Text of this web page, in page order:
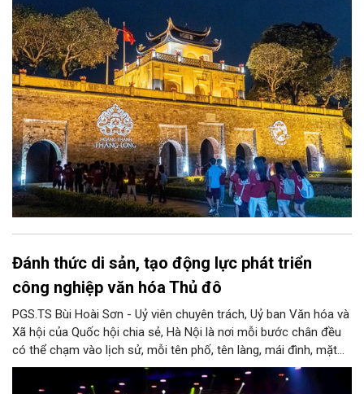
xã hội và du lịch”; đồng thời, nâng lên một tầm cao mới: “phát
triển kinh tế di sản”.
Đánh thức di sản, tạo động lực phát triển
công nghiệp văn hóa Thủ đô
PGS.TS Bùi Hoài Sơn - Uỷ viên chuyên trách, Uỷ ban Văn hóa và
Xã hội của Quốc hội chia sẻ, Hà Nội là nơi mỗi bước chân đều
có thể chạm vào lịch sử, mỗi tên phố, tên làng, mái đình, mặt
hồ, nếp nhà, câu hát, món ăn, làn điệu, nghề thủ công đều có
thể kể một câu chuyện về chiều sâu văn hiến của dân tộc.